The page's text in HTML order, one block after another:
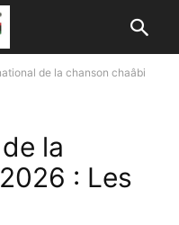
de la chanson chaâbi
la
: Les